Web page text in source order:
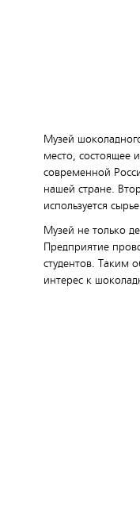
Музей
место, состоящее
современной
нашей стране.
используется
Музей не только
Предприятие
студентов. Таким
интерес к